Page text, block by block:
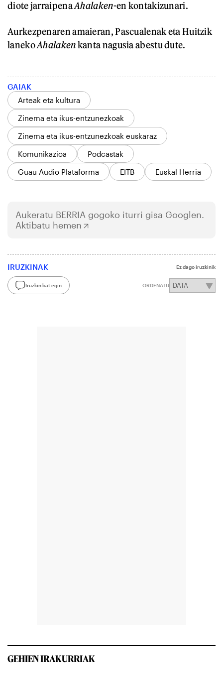
diote jarraipenaAhalaken-en kontakizunari.
Aurkezpenaren amaieran, Pascualenak eta Huitzik
lanekoAhalakenkanta nagusia abestu dute.
GAIAK
Arteak eta kultura
Zinema eta ikus-entzunezkoak
Zinema eta ikus-entzunezkoak euskaraz
Komunikazioa
Podcastak
Guau Audio Plataforma
EITB Euskal Herria
Aukeratu BERRIA gogoko iturri gisa Googlen.
Aktibatu hemen
IRUZKINAK Ez dago iruzkinik
Iruzkin bat egin ORDENATU
GEHIEN IRAKURRIAK